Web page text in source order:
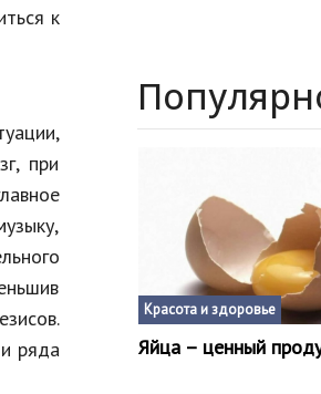
к
при
ряда
Красота и здоровье
Яйца – ценный